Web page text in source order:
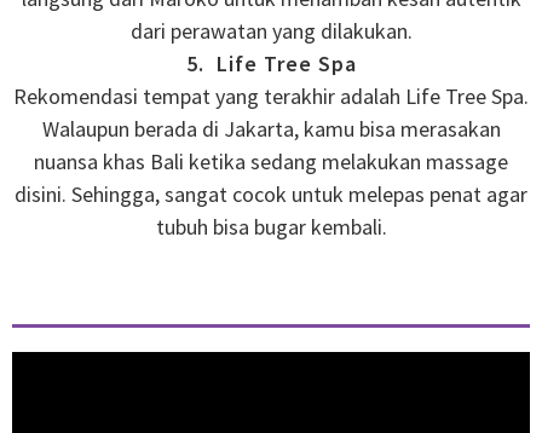
dari perawatan yang dilakukan.
5. Life Tree Spa
Rekomendasi tempat yang terakhir adalah Life Tree Spa.
Walaupun berada di Jakarta, kamu bisa merasakan
nuansa khas Bali ketika sedang melakukan massage
disini. Sehingga, sangat cocok untuk melepas penat agar
tubuh bisa bugar kembali.